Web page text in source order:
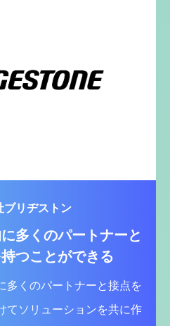
ブリヂストン
多くのパートナーと
つことができる
多くのパートナーと接点を
てソリューションを共に作